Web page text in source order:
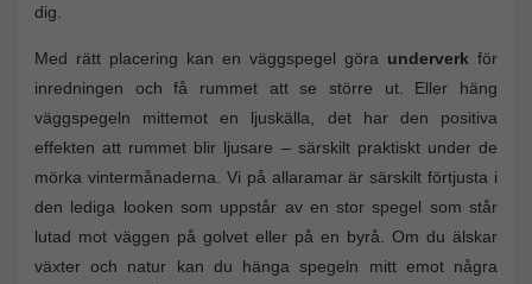
dig.
Med rätt placering kan en väggspegel göra underverk för
inredningen och få rummet att se större ut. Eller häng
väggspegeln mittemot en ljuskälla, det har den positiva
effekten att rummet blir ljusare – särskilt praktiskt under de
mörka vintermånaderna. Vi på allaramar är särskilt förtjusta i
den lediga looken som uppstår av en stor spegel som står
lutad mot väggen på golvet eller på en byrå. Om du älskar
växter och natur kan du hänga spegeln mitt emot några